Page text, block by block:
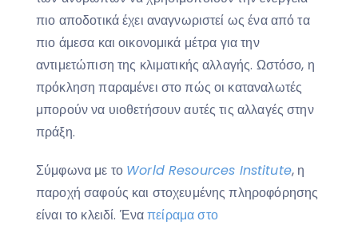
πιο αποδοτικά έχει αναγνωριστεί ως ένα από τα
πιο άμεσα και οικονομικά μέτρα για την
αντιμετώπιση της κλιματικής αλλαγής. Ωστόσο, η
πρόκληση παραμένει στο πώς οι καταναλωτές
μπορούν να υιοθετήσουν αυτές τις αλλαγές στην
πράξη.
Σύμφωνα με το World Resources Institute, η
παροχή σαφούς και στοχευμένης πληροφόρησης
είναι το κλειδί. Έναπείραμα στο